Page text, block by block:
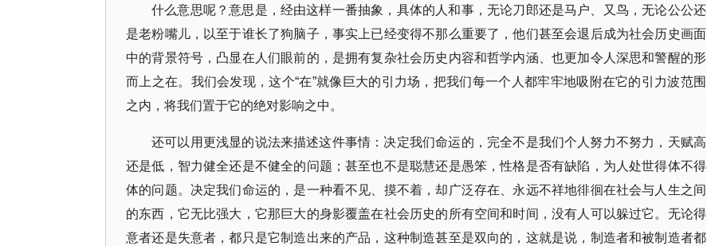
什么意思呢？意思是，经由这样一番抽象，具体的人和事，无论刀郎还是马户、又鸟，无论公公还
是老粉嘴儿，以至于谁长了狗脑子，事实上已经变得不那么重要了，他们甚至会退后成为社会历史画面
中的背景符号，凸显在人们眼前的，是拥有复杂社会历史内容和哲学内涵、也更加令人深思和警醒的形
而上之在。我们会发现，这个“在”就像巨大的引力场，把我们每一个人都牢牢地吸附在它的引力波范围
之内，将我们置于它的绝对影响之中。
还可以用更浅显的说法来描述这件事情：决定我们命运的，完全不是我们个人努力不努力，天赋高
还是低，智力健全还是不健全的问题；甚至也不是聪慧还是愚笨，性格是否有缺陷，为人处世得体不得
体的问题。决定我们命运的，是一种看不见、摸不着，却广泛存在、永远不祥地徘徊在社会与人生之间
的东西，它无比强大，它那巨大的身影覆盖在社会历史的所有空间和时间，没有人可以躲过它。无论得
意者还是失意者，都只是它制造出来的产品，这种制造甚至是双向的，这就是说，制造者和被制造者都